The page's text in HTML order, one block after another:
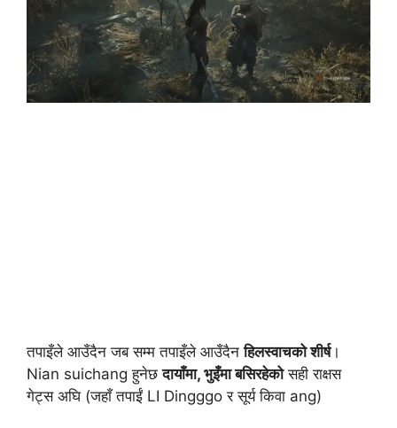
तपाइँले आउँदैन जब सम्म तपाइँले आउँदैनहिलस्वाचको शीर्ष।
Nian suichang हुनेछदायाँमा, भुइँमा बसिरहेकोसही राक्षस
गेट्स अघि (जहाँ तपाईं LI Dingggo र सूर्य किवा ang)